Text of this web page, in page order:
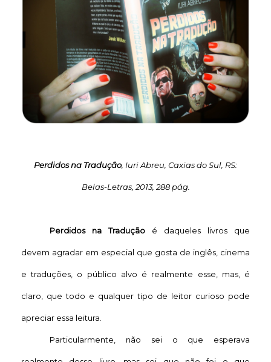
Perdidos na Tradução, Iuri Abreu, Caxias do Sul, RS:
Belas-Letras, 2013, 288 pág.
Perdidos na Tradução é daqueles livros que
devem agradar em especial que gosta de inglês, cinema
e traduções, o público alvo é realmente esse, mas, é
claro, que todo e qualquer tipo de leitor curioso pode
apreciar essa leitura.
Particularmente, não sei o que esperava